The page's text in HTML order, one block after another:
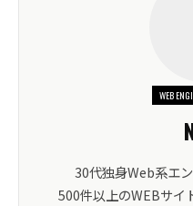
WEB
30代独身Web系エ
500件以上のWEBサイ